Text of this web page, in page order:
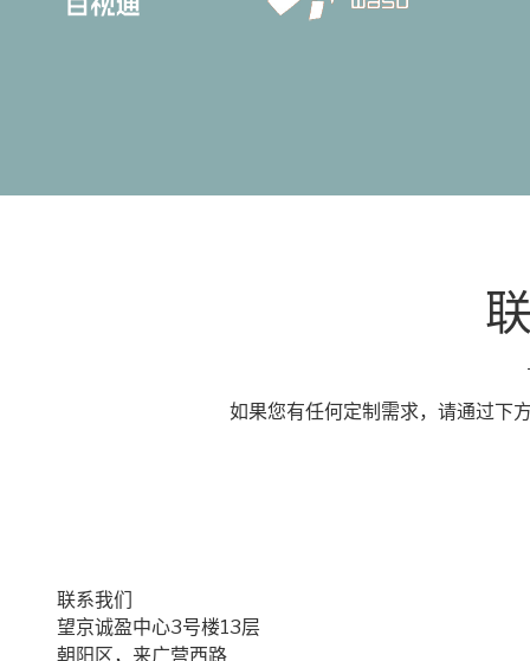
如果您有任何定制需求，请通过下
联系我们
望京诚盈中心3号楼13层
朝阳区，来广营西路